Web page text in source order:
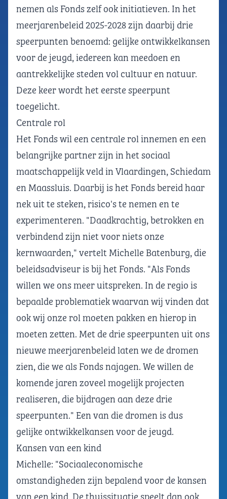
nemen als Fonds zelf ook initiatieven. In het
meerjarenbeleid 2025-2028 zijn daarbij drie
speerpunten benoemd: gelijke ontwikkelkansen
voor de jeugd, iedereen kan meedoen en
aantrekkelijke steden vol cultuur en natuur.
Deze keer wordt het eerste speerpunt
toegelicht.
Centrale rol
Het Fonds wil een centrale rol innemen en een
belangrijke partner zijn in het sociaal
maatschappelijk veld in Vlaardingen, Schiedam
en Maassluis. Daarbij is het Fonds bereid haar
nek uit te steken, risico's te nemen en te
experimenteren. "Daadkrachtig, betrokken en
verbindend zijn niet voor niets onze
kernwaarden," vertelt Michelle Batenburg, die
beleidsadviseur is bij het Fonds. "Als Fonds
willen we ons meer uitspreken. In de regio is
bepaalde problematiek waarvan wij vinden dat
ook wij onze rol moeten pakken en hierop in
moeten zetten. Met de drie speerpunten uit ons
nieuwe meerjarenbeleid laten we de dromen
zien, die we als Fonds najagen. We willen de
komende jaren zoveel mogelijk projecten
realiseren, die bijdragen aan deze drie
speerpunten." Een van die dromen is dus
gelijke ontwikkelkansen voor de jeugd.
Kansen van een kind
Michelle: "Sociaaleconomische
omstandigheden zijn bepalend voor de kansen